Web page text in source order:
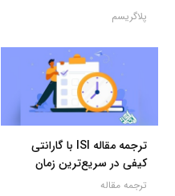
پلاگریسم
ترجمه مقاله ISI با گارانتی
کیفی در سریع‌ترین زمان
ترجمه مقاله